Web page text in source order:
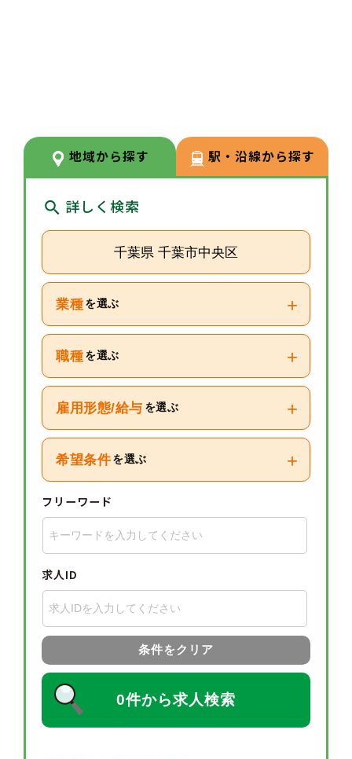
ーターや研修など＋αの業務チャ
レンジの可能性もございます。
地域から探す 駅・沿線から探す
詳しく検索
千葉県 千葉市中央区
業種 を選ぶ +
職種 を選ぶ +
雇用形態/給与 を選ぶ +
希望条件 を選ぶ +
フリーワード
求人ID
条件をクリア
0件から求人検索